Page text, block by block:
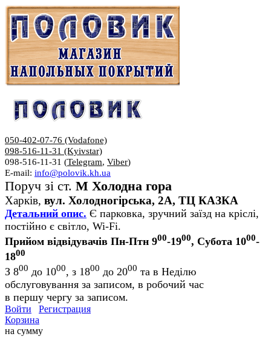
050-402-07-76 (Vodafone)
098-516-11-31 (Kyivstar)
098-516-11-31 (Telegram, Viber)
E-mail: info@polovik.kh.ua
Поруч зі ст. М Холодна гора
Харків, вул. Холодногірська, 2А, ТЦ КАЗКА
Детальний опис. Є парковка, зручний заїзд на кріслі,
постійно є світло, Wi-Fi.
Прийом відвідувачів Пн-Птн 900-1900, Субота 1000-
1800
З 800 до 1000, з 1800 до 2000 та в Неділю
обслуговування за записом, в робочий час
в першу чергу за записом.
Войти
Регистрация
Корзина
на сумму